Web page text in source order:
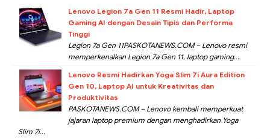
Lenovo Legion 7a Gen 11 Resmi Hadir, Laptop
Gaming AI dengan Desain Tipis dan Performa
Tinggi
Legion 7a Gen 11PASKOTANEWS.COM – Lenovo resmi
memperkenalkan Legion 7a Gen 11, laptop gaming...
Lenovo Resmi Hadirkan Yoga Slim 7i Aura Edition
Gen 10, Laptop AI untuk Kreativitas dan
Produktivitas
PASKOTANEWS.COM – Lenovo kembali memperkuat
jajaran laptop premium dengan menghadirkan Yoga
Slim 7i...